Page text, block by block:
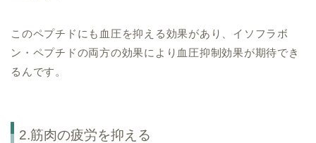
このペプチドにも血圧を抑える効果があり、イソフラボ
ン・ペプチドの両方の効果により血圧抑制効果が期待でき
るんです。
2.筋肉の疲労を抑える